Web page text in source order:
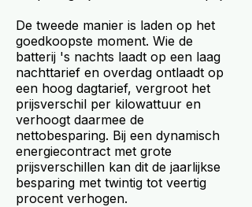
De tweede manier is laden op het
goedkoopste moment. Wie de
batterij 's nachts laadt op een laag
nachttarief en overdag ontlaadt op
een hoog dagtarief, vergroot het
prijsverschil per kilowattuur en
verhoogt daarmee de
nettobesparing. Bij een dynamisch
energiecontract met grote
prijsverschillen kan dit de jaarlijkse
besparing met twintig tot veertig
procent verhogen.